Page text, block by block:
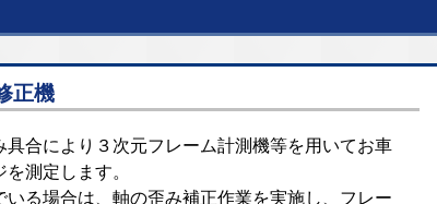
正機
具合により３次元フレーム計測機等を用いてお車
測定します。
いる場合は、軸の歪み補正作業を実施し、フレー